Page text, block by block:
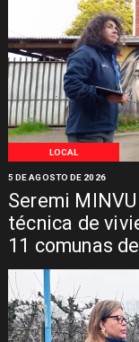
LOCAL
Seremi
técnica de
11 comunas
5 DE AGOSTO DE 2026